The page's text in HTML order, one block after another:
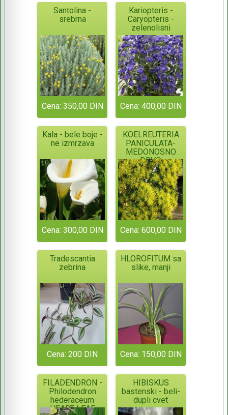
Santolina -
srebrna
Cena: 350,00 DIN
Kariopteris -
Caryopteris -
zelenolisni
Cena: 400,00 DIN
Kala - bele boje -
ne izmrzava
Cena: 300,00 DIN
KOELREUTERIA
PANICULATA-
MEDONOSNO
DRVO
Cena: 600,00 DIN
Tradescantia
zebrina
Cena: 200 DIN
HLOROFITUM sa
slike, manji
Cena: 150,00 DIN
FILADENDRON -
Philodendron
hederaceum
HEART-LEAF
HIBISKUS
bastenski - beli-
dupli cvet